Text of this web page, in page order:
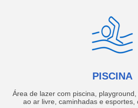
PISCINA
Área de lazer com piscina,
ao ar livre, caminhadas e esportes,